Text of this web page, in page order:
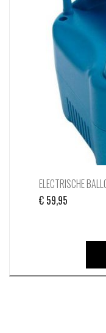
ELECTRISCHE
€ 59,95